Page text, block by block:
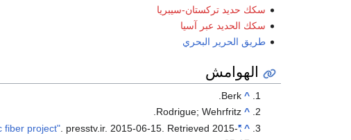
سكك حديد تركستان-سيبريا
سكك الحديد عبر آسيا
طريق الحرير البحري
الهوامش
^
Berk.
^
Rodrigue; Wehrfritz.
^
"Iran, Pakistan launch joint optic fiber project"
. presstv.ir. 2015-06-15 . Retrieved 2015-